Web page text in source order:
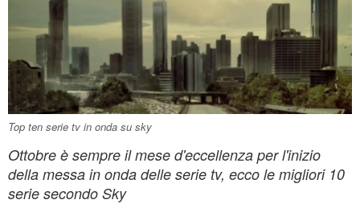
Top ten serie tv in onda su sky
Ottobre è sempre il mese d'eccellenza per l'inizio
della messa in onda delle serie tv, ecco le migliori 10
serie secondo Sky